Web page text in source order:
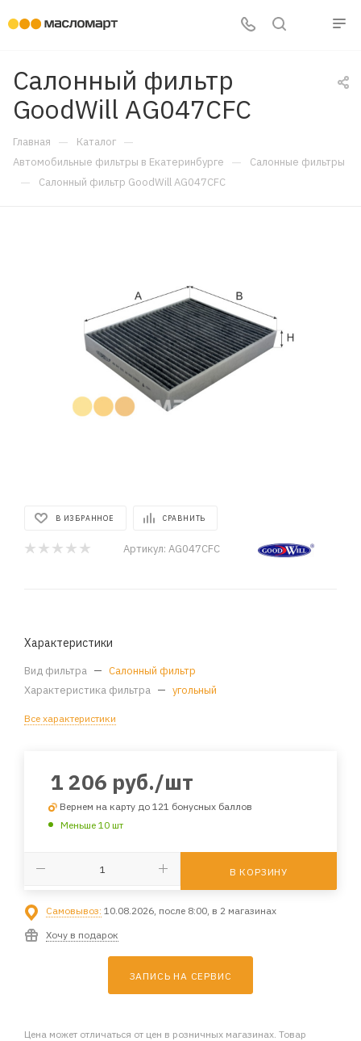
Салонный фильтр
GoodWill AG047CFC
Главная — Каталог —
Автомобильные фильтры в Екатеринбурге — Салонные фильтры
— Салонный фильтр GoodWill AG047CFC
В ИЗБРАННОЕ СРАВНИТЬ
Артикул: AG047CFC
Характеристики
Вид фильтра — Салонный фильтр
Характеристика фильтра — угольный
Все характеристики
1 206 руб./шт
Вернем на карту до 121 бонусных баллов
Меньше 10 шт
В КОРЗИНУ
Самовывоз: 10.08.2026, после 8:00, в 2 магазинах
Хочу в подарок
ЗАПИСЬ НА СЕРВИС
Цена может отличаться от цен в розничных магазинах. Товар